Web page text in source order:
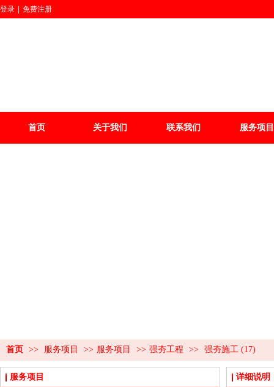
登录 免费注册
首页 关于我们 联系我们 服务项目
首页 >> 服务项目 >> 服务项目 >> 强夯工程 >> 强夯施工 (17)
服务项目 详细说明